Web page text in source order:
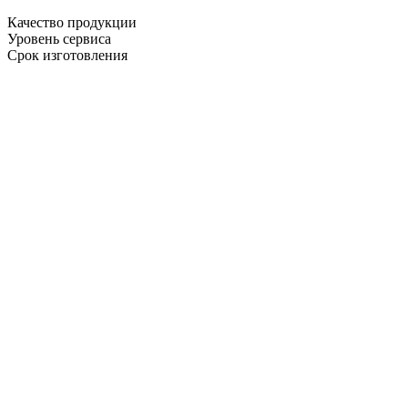
Качество продукции
Уровень сервиса
Срок изготовления